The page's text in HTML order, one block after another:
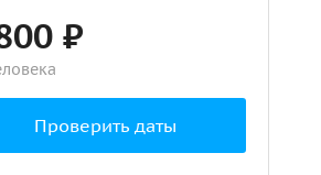
₽
Проверить даты